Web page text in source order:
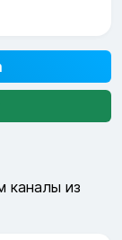
каналы из